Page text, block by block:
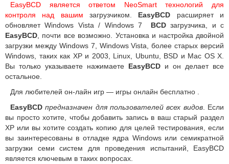
EasyBCD является ответом NeoSmart технологий для
контроля над вашим загрузчиком. EasyBCD расширяет и
обновляет Windows Vista / Windows 7 BCDзагрузчика, и с
EasyBCD , почти все возможно. Установка и настройка двойной
загрузки между Windows 7, Windows Vista, более старых версий
Windows, таких как XP и 2003, Linux, Ubuntu, BSD и Mac OS X.
Вы только указываете нажимаете EasyBCD и он делает все
остальное.
Для любителей он-лайн игр — игры онлайн бесплатно .
EasyBCD предназначен для пользователей всех видов. Если
вы просто хотите, чтобы добавить запись в ваш старый раздел
XP или вы хотите создать копию для целей тестирования, если
вы заинтересованы в отладке ядра Windows или семикратной
загрузки семи систем для проведения испытаний, EasyBCD
является ключевым в таких вопросах.